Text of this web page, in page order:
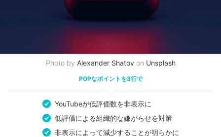
Photo by Alexander Shatovon Unsplash
POPなポイントを3行で
YouTubeが低評価数を非表示に
低評価による組織的な嫌がらせを対策
非表示によって減少することが明らかに